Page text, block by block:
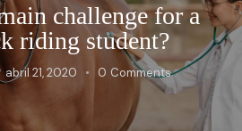
challenge for a
riding student?
abril 21, 2020 0 Comments